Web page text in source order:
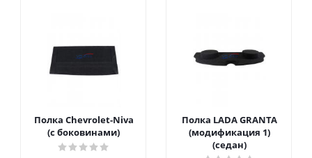
Полка Chevrolet-Niva
(с боковинами)
Полка LADA GRANTA
(модификация 1)
(седан)